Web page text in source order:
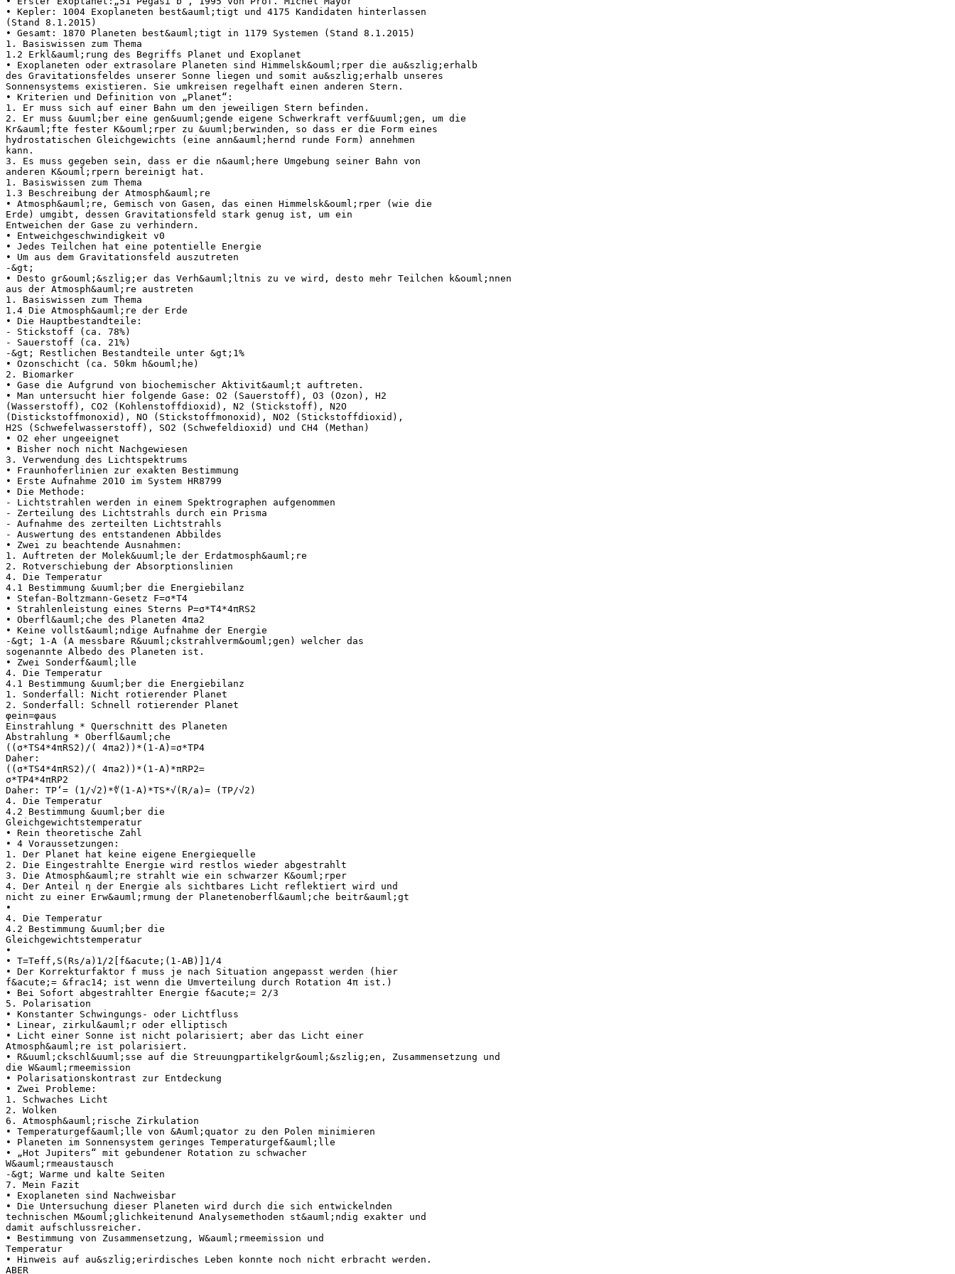
• Kepler: 1004 Exoplaneten best&auml;tigt und 4175 Kandidaten hinterlassen
(Stand 8.1.2015)
• Gesamt: 1870 Planeten best&auml;tigt in 1179 Systemen (Stand 8.1.2015)
1. Basiswissen zum Thema
1.2 Erkl&auml;rung des Begriffs Planet und Exoplanet
• Exoplaneten oder extrasolare Planeten sind Himmelsk&ouml;rper die au&szlig;erhalb
des Gravitationsfeldes unserer Sonne liegen und somit au&szlig;erhalb unseres
Sonnensystems existieren. Sie umkreisen regelhaft einen anderen Stern.
• Kriterien und Definition von „Planet“:
1. Er muss sich auf einer Bahn um den jeweiligen Stern befinden.
2. Er muss &uuml;ber eine gen&uuml;gende eigene Schwerkraft verf&uuml;gen, um die
Kr&auml;fte fester K&ouml;rper zu &uuml;berwinden, so dass er die Form eines
hydrostatischen Gleichgewichts (eine ann&auml;hernd runde Form) annehmen
kann.
3. Es muss gegeben sein, dass er die n&auml;here Umgebung seiner Bahn von
anderen K&ouml;rpern bereinigt hat.
1. Basiswissen zum Thema
1.3 Beschreibung der Atmosph&auml;re
• Atmosph&auml;re, Gemisch von Gasen, das einen Himmelsk&ouml;rper (wie die
Erde) umgibt, dessen Gravitationsfeld stark genug ist, um ein
Entweichen der Gase zu verhindern.
• Entweichgeschwindigkeit v0
• Jedes Teilchen hat eine potentielle Energie
• Um aus dem Gravitationsfeld auszutreten
-&gt;
• Desto gr&ouml;&szlig;er das Verh&auml;ltnis zu ve wird, desto mehr Teilchen k&ouml;nnen
aus der Atmosph&auml;re austreten
1. Basiswissen zum Thema
1.4 Die Atmosph&auml;re der Erde
• Die Hauptbestandteile:
- Stickstoff (ca. 78%)
- Sauerstoff (ca. 21%)
-&gt; Restlichen Bestandteile unter &gt;1%
• Ozonschicht (ca. 50km h&ouml;he)
2. Biomarker
• Gase die Aufgrund von biochemischer Aktivit&auml;t auftreten.
• Man untersucht hier folgende Gase: O2 (Sauerstoff), O3 (Ozon), H2
(Wasserstoff), CO2 (Kohlenstoffdioxid), N2 (Stickstoff), N2O
(Distickstoffmonoxid), NO (Stickstoffmonoxid), NO2 (Stickstoffdioxid),
H2S (Schwefelwasserstoff), SO2 (Schwefeldioxid) und CH4 (Methan)
• O2 eher ungeeignet
• Bisher noch nicht Nachgewiesen
3. Verwendung des Lichtspektrums
• Fraunhoferlinien zur exakten Bestimmung
• Erste Aufnahme 2010 im System HR8799
• Die Methode:
- Lichtstrahlen werden in einem Spektrographen aufgenommen
- Zerteilung des Lichtstrahls durch ein Prisma
- Aufnahme des zerteilten Lichtstrahls
- Auswertung des entstandenen Abbildes
• Zwei zu beachtende Ausnahmen:
1. Auftreten der Molek&uuml;le der Erdatmosph&auml;re
2. Rotverschiebung der Absorptionslinien
4. Die Temperatur
4.1 Bestimmung &uuml;ber die Energiebilanz
• Stefan-Boltzmann-Gesetz F=σ*T4
• Strahlenleistung eines Sterns Ρ=σ*T4*4πRS2
• Oberfl&auml;che des Planeten 4πa2
• Keine vollst&auml;ndige Aufnahme der Energie
-&gt; 1-A (A messbare R&uuml;ckstrahlverm&ouml;gen) welcher das
sogenannte Albedo des Planeten ist.
• Zwei Sonderf&auml;lle
4. Die Temperatur
4.1 Bestimmung &uuml;ber die Energiebilanz
1. Sonderfall: Nicht rotierender Planet
2. Sonderfall: Schnell rotierender Planet
φein=φaus
Einstrahlung * Querschnitt des Planeten
Abstrahlung * Oberfl&auml;che
((σ*TS4*4πRS2)/( 4πa2))*(1-A)=σ*TP4
Daher:
((σ*TS4*4πRS2)/( 4πa2))*(1-A)*πRP2=
σ*TP4*4πRP2
Daher: TP‘= (1/√2)*∜(1-A)*TS*√(R/a)= (TP/√2)
4. Die Temperatur
4.2 Bestimmung &uuml;ber die
Gleichgewichtstemperatur
• Rein theoretische Zahl
• 4 Voraussetzungen:
1. Der Planet hat keine eigene Energiequelle
2. Die Eingestrahlte Energie wird restlos wieder abgestrahlt
3. Die Atmosph&auml;re strahlt wie ein schwarzer K&ouml;rper
4. Der Anteil η der Energie als sichtbares Licht reflektiert wird und
nicht zu einer Erw&auml;rmung der Planetenoberfl&auml;che beitr&auml;gt
•
4. Die Temperatur
4.2 Bestimmung &uuml;ber die
Gleichgewichtstemperatur
•
• T=Teff,S(Rs/a)1/2[f&acute;(1-AB)]1/4
• Der Korrekturfaktor f muss je nach Situation angepasst werden (hier
f&acute;= &frac14; ist wenn die Umverteilung durch Rotation 4π ist.)
• Bei Sofort abgestrahlter Energie f&acute;= 2/3
5. Polarisation
• Konstanter Schwingungs- oder Lichtfluss
• Linear, zirkul&auml;r oder elliptisch
• Licht einer Sonne ist nicht polarisiert; aber das Licht einer
Atmosph&auml;re ist polarisiert.
• R&uuml;ckschl&uuml;sse auf die Streuungpartikelgr&ouml;&szlig;en, Zusammensetzung und
die W&auml;rmeemission
• Polarisationskontrast zur Entdeckung
• Zwei Probleme:
1. Schwaches Licht
2. Wolken
6. Atmosph&auml;rische Zirkulation
• Temperaturgef&auml;lle von &Auml;quator zu den Polen minimieren
• Planeten im Sonnensystem geringes Temperaturgef&auml;lle
• „Hot Jupiters“ mit gebundener Rotation zu schwacher
W&auml;rmeaustausch
-&gt; Warme und kalte Seiten
7. Mein Fazit
• Exoplaneten sind Nachweisbar
• Die Untersuchung dieser Planeten wird durch die sich entwickelnden
technischen M&ouml;glichkeitenund Analysemethoden st&auml;ndig exakter und
damit aufschlussreicher.
• Bestimmung von Zusammensetzung, W&auml;rmeemission und
Temperatur
• Hinweis auf au&szlig;erirdisches Leben konnte noch nicht erbracht werden.
ABER